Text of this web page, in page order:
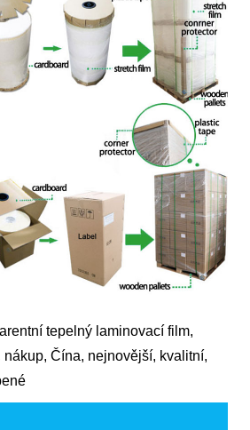
tepelný laminovací film,
Čína, nejnovější, kvalitní,